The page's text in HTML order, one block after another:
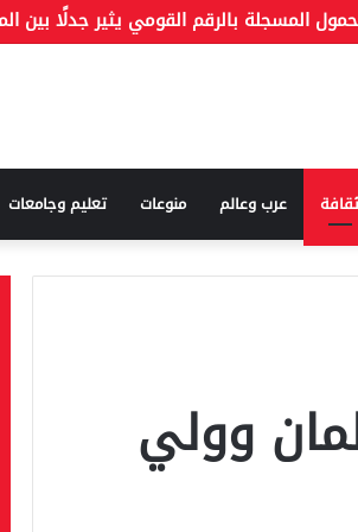
ثقافة عرب وعالم منوعات تعليم وجامعات
وولي